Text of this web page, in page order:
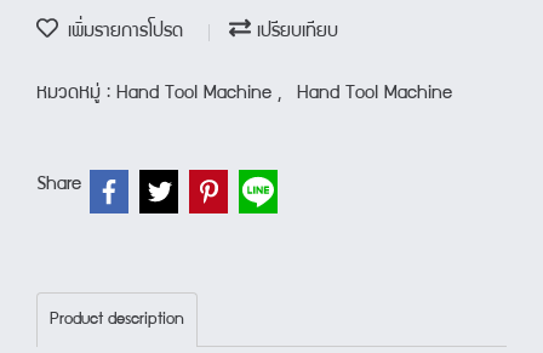
เพิ่มรายการโปรด เปรียบเทียบ
หมวดหมู่ : Hand Tool Machine , Hand Tool Machine
Share
Product description